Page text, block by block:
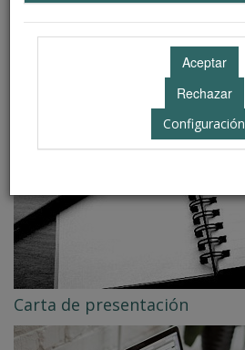
Configuración
La ciudad
Carta de presentación